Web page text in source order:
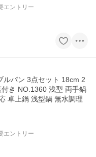
エントリー
ルパン 3点セット 18cm 2
き NO.1360 浅型 両手鍋
卓上鍋 浅型鍋 無水調理
エントリー